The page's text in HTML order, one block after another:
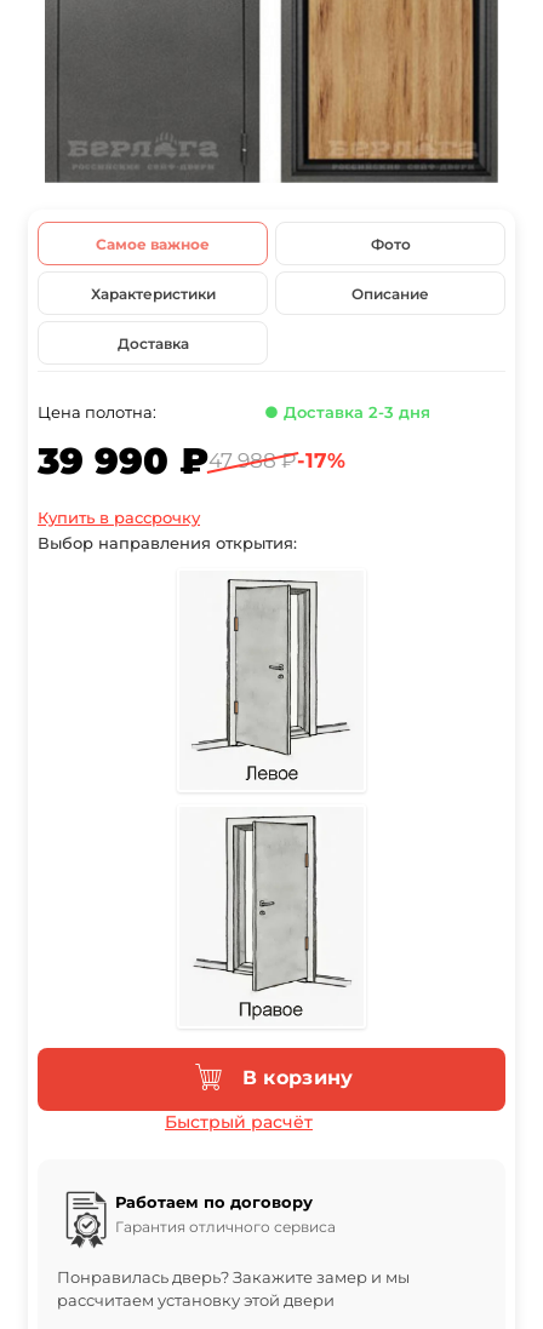
Самое важное Фото
Характеристики Описание
Доставка
Цена полотна: ● Доставка 2-3 дня
39 990 ₽47 988 ₽-17%
Купить в рассрочку
Выбор направления открытия:
В корзину
Быстрый расчёт
Работаем по договору
Гарантия отличного сервиса
Понравилась дверь? Закажите замер и мы
рассчитаем установку этой двери